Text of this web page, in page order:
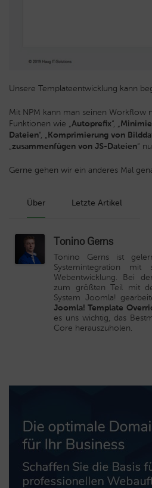
Unsere Templateentwicklung kann
Mit NPM kann man seinen Workflow
Funktionen wie „Autoprefix“, „
Dateien“, „Komprimierung von
„zusammenfügen von JS-Dateien“
Gerne gehen wir ein anderes Mal
Über Letzte Artikel
Tonino Gerns
Tonino Gerns ist
Systemintegration
Webentwicklung. Bei
zum größten Teil mit
System Joomla!
Joomla! Template
es uns wichtig, das
Core herauszuholen.